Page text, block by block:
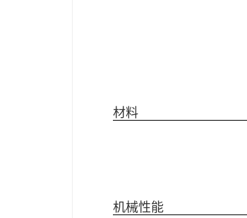
材料
机械性能